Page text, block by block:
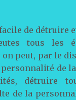
de détruire
tous les
peut, par le
personnalité de
détruire
de la